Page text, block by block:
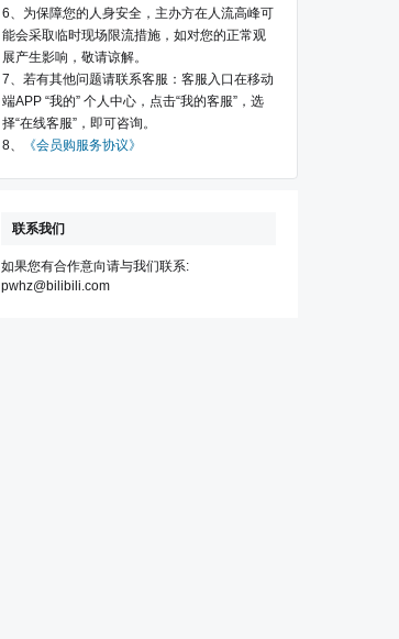
6、为保障您的人身安全，主办方在人流高峰可
能会采取临时现场限流措施，如对您的正常观
展产生影响，敬请谅解。
7、若有其他问题请联系客服：客服入口在移动
端APP “我的” 个人中心，点击“我的客服”，选
择“在线客服”，即可咨询。
8、
《会员购服务协议》
联系我们
如果您有合作意向请与我们联系:
pwhz@bilibili.com